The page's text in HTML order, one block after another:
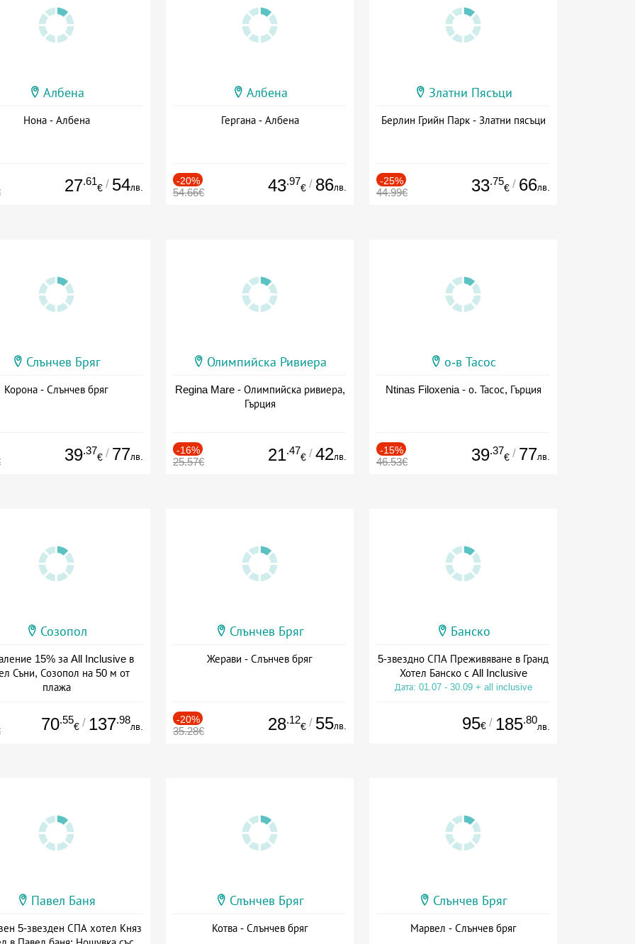
Албена
Нона - Албена
27.61
€ / 54лв.
Албена
Гергана - Албена
-20%
54.66€ 43.97
€ / 86лв.
Златни Пясъци
Берлин Грийн Парк - Златни пясъци
-25%
44.99€ 33.75
€ / 66лв.
Слънчев Бряг
Корона - Слънчев бряг
39.37
€ / 77лв.
Олимпийска Ривиера
Regina Mare - Олимпийска ривиера,
Гърция
-16%
25.57€ 21.47
€ / 42лв.
о-в Тасос
Ntinas Filoxenia - о. Тасос, Гърция
-15%
46.53€ 39.37
€ / 77лв.
Созопол
15% за All Inclusive в
Съни, Созопол на 50 м от
плажа
70.55
€ / 137.98
лв.
Слънчев Бряг
Жерави - Слънчев бряг
-20%
35.28€ 28.12
€ / 55лв.
Банско
5-звездно СПА Преживяване в Гранд
Хотел Банско с All Inclusive
Дата: 01.07 - 30.09 + all inclusive
95€ / 185.80
лв.
Павел Баня
5-звезден СПА хотел Княз
Слънчев Бряг
Котва - Слънчев бряг
Слънчев Бряг
Марвел - Слънчев бряг